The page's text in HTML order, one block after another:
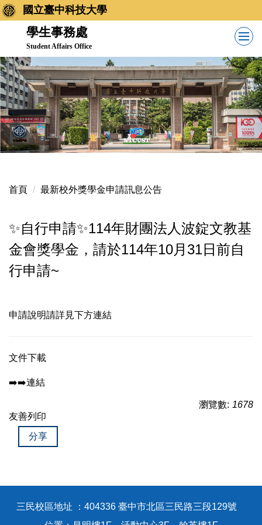
跳
到
內
容
區
國立臺中科技大學
學生事務處
Student Affairs Office
首頁 最新校外獎學金申請訊息公告
✨自行申請✨114年財團法人波錠文教基
金會獎學金，請於114年10月31日前自
行申請~
申請說明請詳見下方連結
文件下載
➡️➡️連結
瀏覽數: 1678
友善列印
分享
三民校區地址 ：404336 臺中市北區三民路三段129號